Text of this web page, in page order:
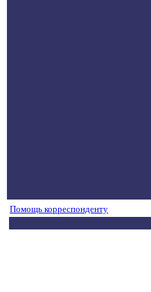
Помощь корреспонденту